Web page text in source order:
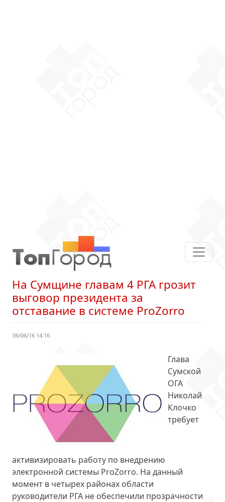
На Сумщине главам 4 РГА грозит
выговор президента за
отставание в системе ProZorro
06/06/16 14:16
Глава
Сумской
ОГА
Николай
Клочко
требует
активизировать работу по внедрению
электронной системы ProZorro. На данный
момент в четырех районах области
руководители РГА не обеспечили прозрачности